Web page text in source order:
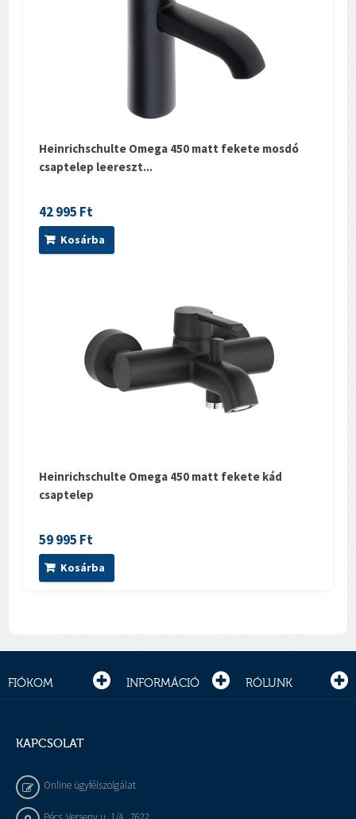
Heinrichschulte Omega 450 matt fekete mosdó
csaptelep leereszt...
42 995 Ft
Kosárba
Heinrichschulte Omega 450 matt fekete kád
csaptelep
59 995 Ft
Kosárba
FIÓKOM INFORMÁCIÓ RÓLUNK
KAPCSOLAT
Online ügyfélszolgálat